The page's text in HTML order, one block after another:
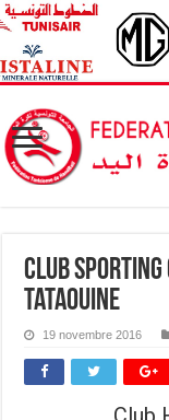
Club Sporting
Tataouine
19 novembre 2016